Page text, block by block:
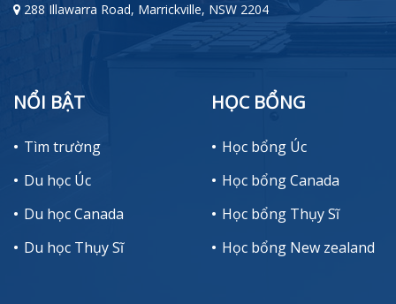
288 Illawarra Road, Marrickville, NSW 2204
NỔI BẬT
Tìm trường
Du học Úc
Du học Canada
Du học Thụy Sĩ
HỌC BỔNG
Học bổng Úc
Học bổng Canada
Học bổng Thụy Sĩ
Học bổng New zealand